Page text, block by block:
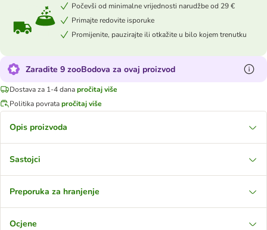
Počevši od minimalne vrijednosti narudžbe od 29 €
Primajte redovite isporuke
Promijenite, pauzirajte ili otkažite u bilo kojem trenutku
Zaradite 9 zooBodova za ovaj proizvod
Dostava za 1-4 danapročitaj više
Politika povratapročitaj više
Opis proizvoda
Sastojci
Preporuka za hranjenje
Ocjene